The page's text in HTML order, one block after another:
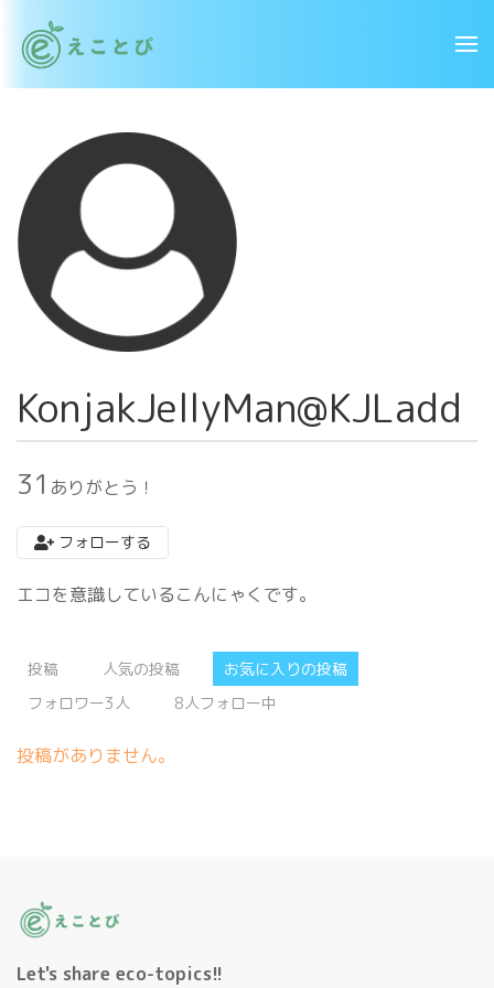
KonjakJellyMan@KJLadd
31 ありがとう！
フォローする
エコを意識しているこんにゃくです。
投稿 人気の投稿
お気に入りの投稿
フォロワー3人
8人フォロー中
投稿がありません。
Let's share eco-topics!!